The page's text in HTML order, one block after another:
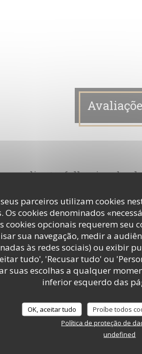
parceiros utilizam cookies
Os cookies denominados
cookies opcionais requerem seu
sua navegação, medir a
às redes sociais) ou exibir
tudo', 'Recusar tudo' ou
suas escolhas a qualquer
inferior esquerdo das
OK, aceitar tudo Proíbe todos
Política de proteção de
undefined
service:5/5
service:5/5